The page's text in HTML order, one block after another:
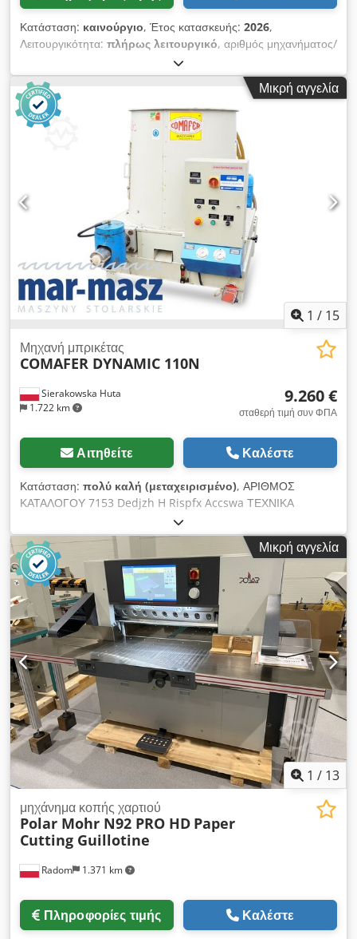
Κατάσταση: καινούργιο, Έτος κατασκευής: 2026,
Λειτουργικότητα: πλήρως λειτουργικό, αριθμός μηχανήματος/
, διάρκεια εγγύησης:
230 V, Πιστοποιημένο από DGUV έως:08/2028, συνολικό
βάρος:49 κιλ
, συνολικό μήκος:
560 χιλ. , συχνότητα εισόδου:50 Hz, ρεύμα εισόδου:
ηλεκτρική ασφάλεια:
10 A
, ΝΕΟ +++ Twino διπλού βραχίονα
ζυμωτήριο +++ ΝΕΟ Πλεονεκτήματα: λιγότερη θέρμανση
ζύμης, πιο ήπια διαδικασία ζυμώματος Κορυφαίο επιτραπέζιο
μηχάνημα Εύκολος ψηφιακός χειρισμός Dwodpfou A Hicjx
Accsa Χρονοδιακόπτης με 5 ταχύτητες για 3 - 12 κιλά ζύμη / 2
- 8 κιλά αλεύρι Απλή και στιβαρή τεχνολογία Μόνο σε εμάς
δοκιμασμένο κατά DGUV V3 Σύνδεση 230V Καινούργιο
μηχάνημα, ελεγμένο από SAB 24 μήνες εγγύηση + υπηρεσία
ανταλλακτικών Επιλογές: Συμβόλαιο συντήρησης E-Box
Υπηρεσία παράδοσης Πακέτο service Υπηρεσίες μίσθωσης &
leasing Επισκεφτείτε την μεγάλη μας έκθεση αρτοποιητικών
μηχανημάτων!
Μικρή αγγελία
1 / 15
Sierakowska Huta
1.722 km
Μηχανή μπρικέτας
COMAFER DYNAMIC 110N
9.260 €
σταθερή τιμή συν ΦΠΑ
Αιτηθείτε Καλέστε
Κατάσταση: πολύ καλή (μεταχειρισμένο), ΑΡΙΘΜΟΣ
ΚΑΤΑΛΟΓΟΥ 7153 Dedjzh H Rispfx Accswa ΤΕΧΝΙΚΑ
ΣΤΟΙΧΕΙΑ - Δύναμη συμπίεσης: υδραυλική - Σχήμα μπρικέτας:
στρογγυλό - Διάμετρος μπρικέτας: 70 mm - Διαστάσεις κάδου
(Υ/Π): 920x870 mm - Απόδοση: περίπου 110 kg/h - Αυτόματη
λειτουργία μηχανής - Ψύκτης λαδιού - Θέρμανση λαδιού -
Παράθυρο επιθεώρησης - Κινητήρας: 7,5 kW - Διαστάσεις (Μ/
Π/Υ): 1750x1300x1460 mm - Βάρος: 825 kg
ΠΛΕΟΝΕΚΤΗΜΑΤΑ – Μη βαμμένη – Ιταλικής κατασκευής –
Μεταχειρισμένη μηχανή μπρικετοποίησης – Πολύ καλή
κατάσταση Καθαρή τιμή: 38.900 PLN Καθαρή τιμή: 9.260 EUR
σύμφωνα με συναλλαγματική ισοτιμία 4,2 EUR (Οι τιμές
ενδέχεται να αλλάξουν σε περίπτωση σημαντικών
διακυμάνσεων)
Μικρή αγγελία
1 / 13
Radom 1.371 km
μηχάνημα κοπής χαρτιού
Polar Mohr N92 PRO HD Paper
Cutting Guillotine
Πληροφορίες τιμής Καλέστε